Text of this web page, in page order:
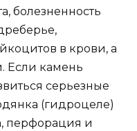
болезненность
в крови, а
Если камень
серьезные
(гидроцеле)
перфорация и